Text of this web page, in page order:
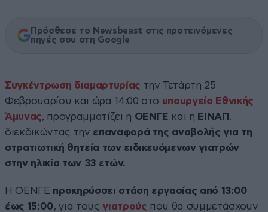
Πρόσθεσε το Newsbeast στις προτεινόμενες
πηγές σου στη Google
Συγκέντρωση διαμαρτυρίας την Τετάρτη 25
Φεβρουαρίου και ώρα 14:00 στο υπουργείο Εθνικής
Άμυνας, προγραμματίζει η ΟΕΝΓΕ και η ΕΙΝΑΠ ,
διεκδικώντας την επαναφορά της αναβολής για τη
στρατιωτική θητεία των ειδικευόμενων γιατρών
στην ηλικία των 33 ετών.
Η ΟΕΝΓΕ προκηρύσσει στάση εργασίας από 13:00
έως 15:00, για τους γιατρούς που θα συμμετάσχουν